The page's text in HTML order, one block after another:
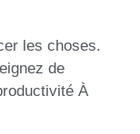
les choses.
de
À